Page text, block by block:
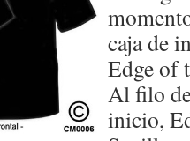
caja de
Edge of
Al filo
inicio,